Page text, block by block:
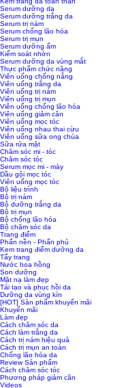
Serum dưỡng da
Serum dưỡng trắng da
Serum trị nám
Serum chống lão hóa
Serum trị mụn
Serum dưỡng ẩm
Kiểm soát nhờn
Serum dưỡng da vùng mắt
Thực phẩm chức năng
Viên uống chống nắng
Viên uống trắng da
Viên uống trị nám
Viên uống trị mụn
Viên uống chống lão hóa
Viên uống giảm cân
Viên uống mọc tóc
Viên uống nhau thai cừu
Viên uống sữa ong chúa
Sữa rửa mặt
Chăm sóc mi - tóc
Chăm sóc tóc
Serum mọc mi - mày
Dầu gội mọc tóc
Viên uống mọc tóc
Bộ liệu trình
Bộ trị nám
Bộ dưỡng trắng da
Bộ trị mụn
Bộ chống lão hóa
Bộ chăm sóc da
Trang điểm
Phấn nền - Phấn phủ
Kem trang điểm dưỡng da
Tẩy trang
Nước hoa hồng
Son dưỡng
Mặt nạ làm đẹp
Tái tạo và phục hồi da
Dưỡng da vùng kín
[HOT] Sản phẩm khuyến mãi
Khuyến mãi
Làm đẹp
Cách chăm sóc da
Cách làm trắng da
Cách trị nám hiệu quả
Cách trị mụn an toàn
Chống lão hóa da
Review Sản phẩm
Cách chăm sóc tóc
Phương pháp giảm cân
Videos